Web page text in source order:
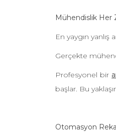
Mühendislik Her
En yaygın
Gerçekte
Profesyonel bir
başlar. Bu
Otomasyon